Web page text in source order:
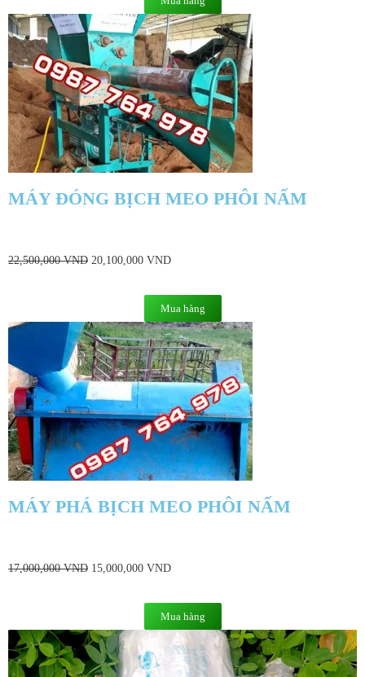
MÁY ĐÓNG BỊCH MEO PHÔI NẤM
22,500,000VND 20,100,000 VND
Mua hàng
MÁY PHÁ BỊCH MEO PHÔI NẤM
17,000,000VND 15,000,000 VND
Mua hàng